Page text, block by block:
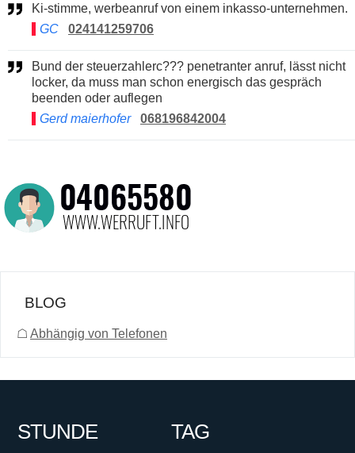
Ki-stimme, werbeanruf von einem inkasso-unternehmen.
GC
024141259706
Bund der steuerzahlerc??? penetranter anruf, lässt nicht
locker, da muss man schon energisch das gespräch
beenden oder auflegen
Gerd maierhofer
068196842004
BLOG
☖ Abhängig von Telefonen
STUNDE TAG